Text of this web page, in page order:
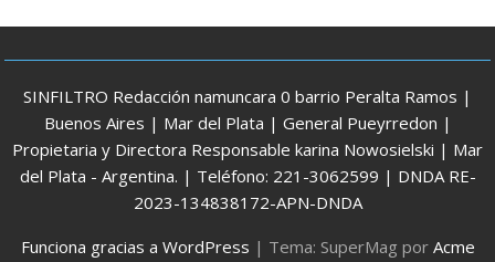
SINFILTRO Redacción namuncara 0 barrio Peralta Ramos |
Buenos Aires | Mar del Plata | General Pueyrredon |
Propietaria y Directora Responsable karina Nowosielski | Mar
del Plata - Argentina. | Teléfono: 221-3062599 | DNDA RE-
2023-134838172-APN-DNDA
Funciona gracias a WordPress | Tema: SuperMag por Acme